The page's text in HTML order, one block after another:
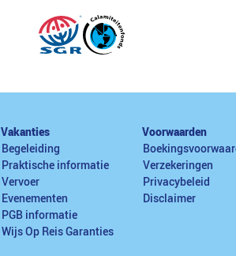
Vakanties
Begeleiding
Praktische informatie
Vervoer
Evenementen
PGB informatie
Wijs Op Reis Garanties
Voorwaarden
Verzekeringen
Privacybeleid
Disclaimer